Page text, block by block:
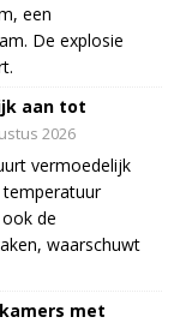
een
De explosie
aan tot
2026
vermoedelijk
de
waarschuwt
met